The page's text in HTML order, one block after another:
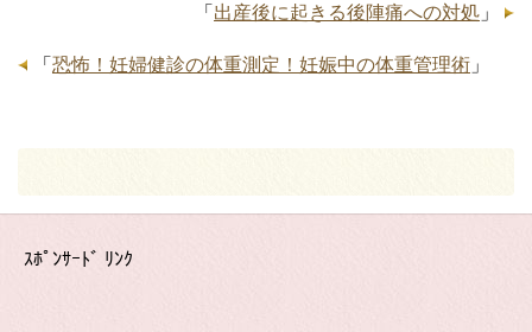
「 出産後に起きる後陣痛への対処 」
「 恐怖！妊婦健診の体重測定！妊娠中の体重管理術 」
ｽﾎﾟﾝｻｰﾄﾞ ﾘﾝｸ